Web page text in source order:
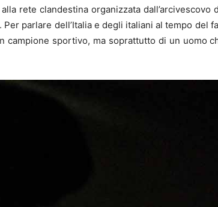
rete clandestina organizzata dall’arcivescovo
parlare dell’Italia e degli italiani al tempo del
sportivo, ma soprattutto di un uomo